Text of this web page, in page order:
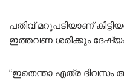
പതിവ് മറുപടിയാണ്
ഇത്തവണ ശരിക്കും
“ഇതെന്താ എത്ര ദിവസം